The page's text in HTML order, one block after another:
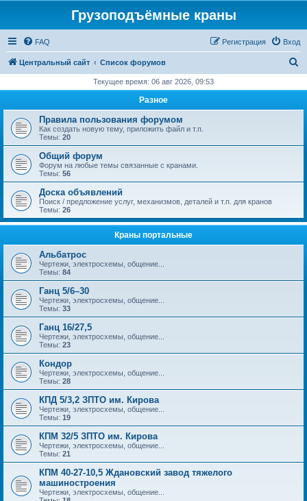
Грузоподъёмные краны
FAQ Вход
Регистрация
Центральный сайт Список форумов
с
Текущее время: 06 авг 2026, 09:53
Разное
Правила пользования форумом
Как создать новую тему, приложить файл и т.п.
Темы: 20
Общий форум
Форум на любые темы связанные с кранами.
Темы: 56
Доска объявлений
Поиск / предложение услуг, механизмов, деталей и т.п. для кранов
Темы: 26
Краны портальные
Альбатрос
Чертежи, электросхемы, общение...
Темы: 84
Ганц 5/6–30
Чертежи, электросхемы, общение...
Темы: 33
Ганц 16/27,5
Чертежи, электросхемы, общение...
Темы: 23
Кондор
Чертежи, электросхемы, общение...
Темы: 28
КПД 5/3,2 ЗПТО им. Кирова
Чертежи, электросхемы, общение...
Темы: 19
КПМ 32/5 ЗПТО им. Кирова
Чертежи, электросхемы, общение...
Темы: 21
КПМ 40-27-10,5 Ждановский завод тяжелого
машиностроения
Чертежи, электросхемы, общение...